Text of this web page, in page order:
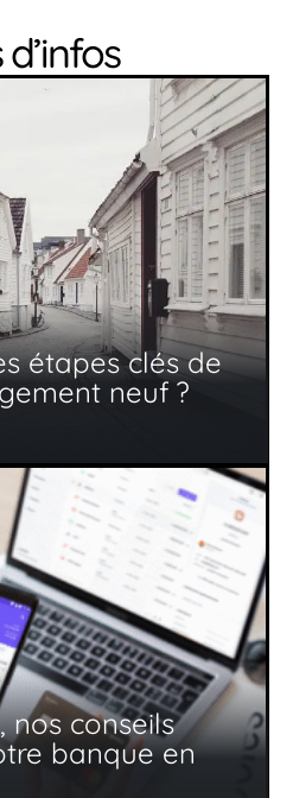
d’infos
étapes clés de
neuf ?
nos conseils
banque en